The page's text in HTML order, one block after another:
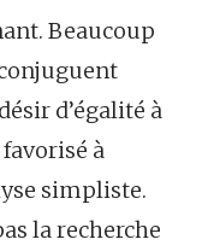
Beaucoup
d’égalité à
à
simpliste.
la recherche